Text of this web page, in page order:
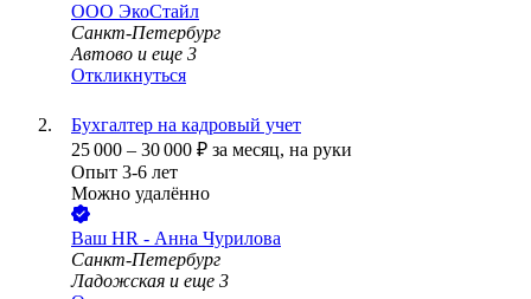
ООО ЭкоСтайл
Санкт-Петербург
Автово и еще 3
Откликнуться
Бухгалтер на кадровый учет
25 000 – 30 000 ₽ за месяц, на руки
Опыт 3-6 лет
Можно удалённо
Ваш HR - Анна Чурилова
Санкт-Петербург
Ладожская и еще 3